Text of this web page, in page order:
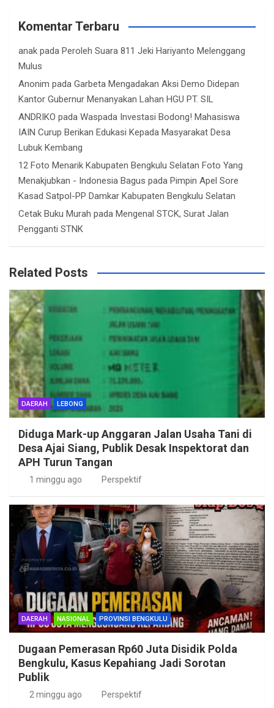
Komentar Terbaru
anak pada Peroleh Suara 811 Jeki Hariyanto Melenggang
Mulus
Anonim pada Garbeta Mengadakan Aksi Demo Didepan
Kantor Gubernur Menanyakan Lahan HGU PT. SIL
ANDRIKO pada Waspada Investasi Bodong! Mahasiswa
IAIN Curup Berikan Edukasi Kepada Masyarakat Desa
Lubuk Kembang
12 Foto Menarik Kabupaten Bengkulu Selatan Foto Yang
Menakjubkan - Indonesia Bagus pada Pimpin Apel Sore
Kasad Satpol-PP Damkar Kabupaten Bengkulu Selatan
Cetak Buku Murah pada Mengenal STCK, Surat Jalan
Pengganti STNK
Related Posts
DAERAH LEBONG
Diduga Mark-up Anggaran Jalan Usaha Tani di
Desa Ajai Siang, Publik Desak Inspektorat dan
APH Turun Tangan
1 minggu ago Perspektif
DAERAH NASIONAL PROVINSI BENGKULU
Dugaan Pemerasan Rp60 Juta Disidik Polda
Bengkulu, Kasus Kepahiang Jadi Sorotan
Publik
2 minggu ago Perspektif